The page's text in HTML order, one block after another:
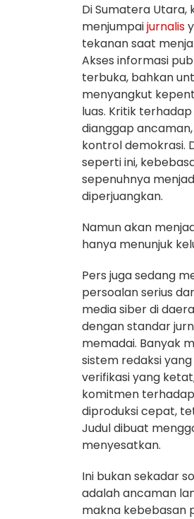
Di Sumatera Utara,
menjumpaijurnalis
tekanan saat
Akses informasi
terbuka, bahkan
menyangkut
luas. Kritik
dianggap
kontrol demokrasi.
seperti ini,
sepenuhnya
diperjuangkan.
Namun akan
hanya menunjuk
Pers juga sedang
persoalan serius
media siber di
dengan standar
memadai. Banyak
sistem redaksi
verifikasi yang
komitmen
diproduksi cepat,
Judul dibuat
menyesatkan.
Ini bukan sekadar
adalah ancaman
makna kebebasan